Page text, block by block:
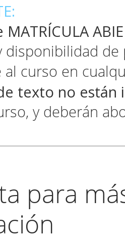
disponibilidad de
curso en
texto no están
y deberán
para